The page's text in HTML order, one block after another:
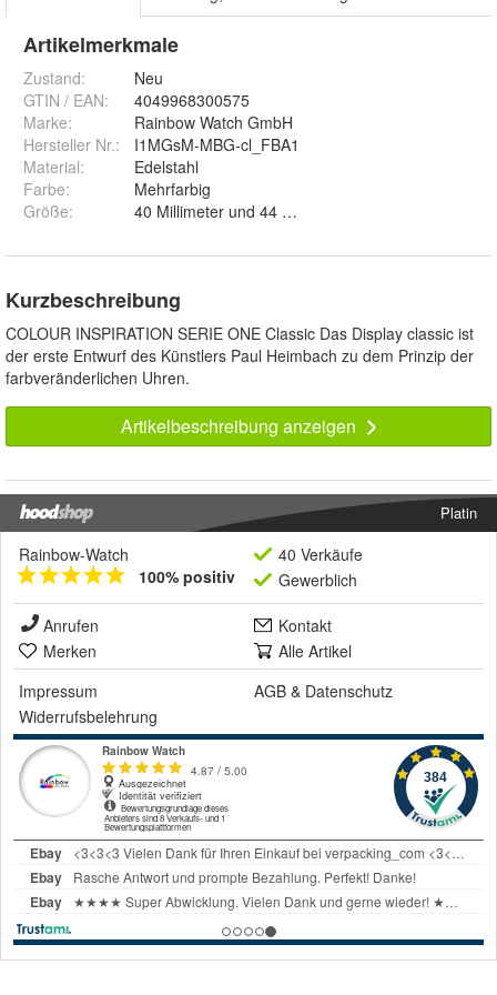
Artikelmerkmale
Zustand:
Neu
GTIN / EAN:
4049968300575
Marke:
Rainbow Watch GmbH
Hersteller Nr.:
I1MGsM-MBG-cl_FBA1
Material:
Edelstahl
Farbe:
Mehrfarbig
Größe: 40 Millimeter und 44 Millimeter
Kurzbeschreibung
COLOUR INSPIRATION SERIE ONE Classic Das Display classic ist
der erste Entwurf des Künstlers Paul Heimbach zu dem Prinzip der
farbveränderlichen Uhren.
Artikelbeschreibung anzeigen
Platin
Rainbow-Watch
100% positiv
40 Verkäufe
Gewerblich
Anrufen
Kontakt
Merken
Alle Artikel
Impressum
AGB & Datenschutz
Widerrufsbelehrung